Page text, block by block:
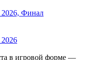
Финал